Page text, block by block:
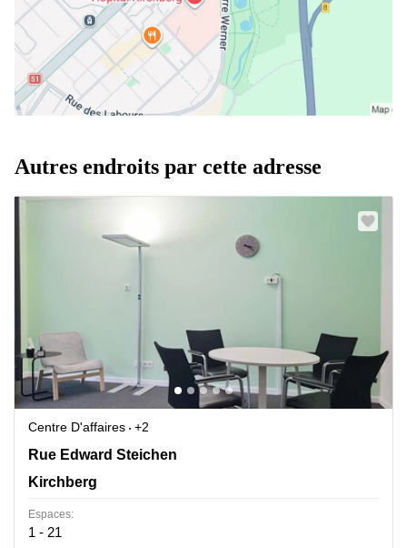
Autres endroits par cette adresse
Centre D'affaires
+2
2 Rue Edward Steichen,1<sup>er</sup> étage de
Rue Edward Steichen
Kirchberg
Espaces:
1 - 21